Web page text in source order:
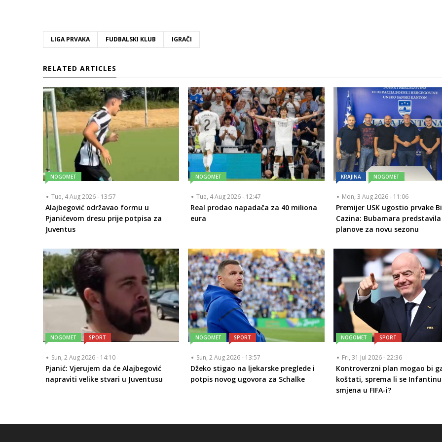
LIGA PRVAKA FUDBALSKI KLUB IGRAČI
RELATED ARTICLES
NOGOMET
Tue, 4 Aug 2026 - 13:57
Alajbegović održavao formu u
Pjanićevom dresu prije potpisa za
Juventus
NOGOMET
Tue, 4 Aug 2026 - 12:47
Real prodao napadača za 40 miliona
eura
KRAJINA NOGOMET
Mon, 3 Aug 2026 - 11:06
Premijer USK ugostio prvake
Cazina: Bubamara predstavila
planove za novu sezonu
NOGOMET SPORT
Sun, 2 Aug 2026 - 14:10
Pjanić: Vjerujem da će Alajbegović
napraviti velike stvari u Juventusu
NOGOMET SPORT
Sun, 2 Aug 2026 - 13:57
Džeko stigao na ljekarske preglede i
potpis novog ugovora za Schalke
NOGOMET SPORT
Fri, 31 Jul 2026 - 22:36
Kontroverzni plan mogao bi
koštati, sprema li se Infantinu
smjena u FIFA-i?